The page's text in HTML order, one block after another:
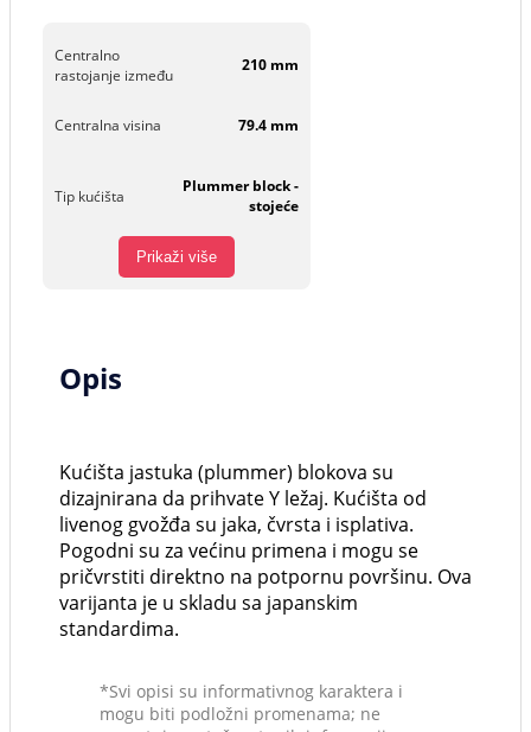
Centralno
rastojanje između
210 mm
Centralna visina 79.4 mm
Tip kućišta
Plummer block -
stojeće
Prikaži više
Opis
Kućišta jastuka (plummer) blokova su
dizajnirana da prihvate Y ležaj. Kućišta od
livenog gvožđa su jaka, čvrsta i isplativa.
Pogodni su za većinu primena i mogu se
pričvrstiti direktno na potpornu površinu. Ova
varijanta je u skladu sa japanskim
standardima.
*Svi opisi su informativnog karaktera i
mogu biti podložni promenama; ne